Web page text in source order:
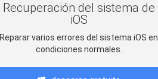
Recuperación del sistema de
iOS
Reparar varios errores del sistema iOS en
condiciones normales.